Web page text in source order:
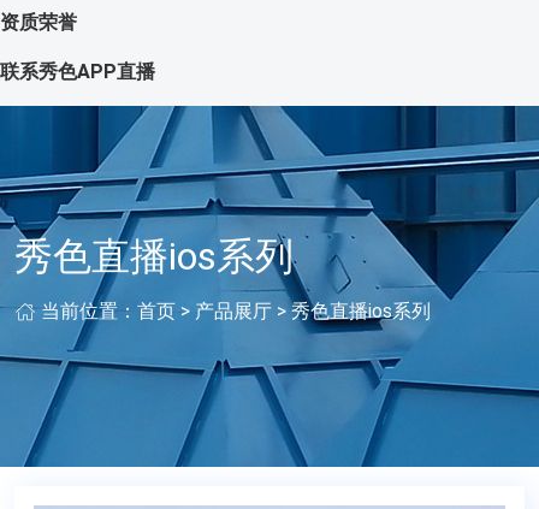
资质荣誉
联系秀色APP直播
秀色直播ios系列
当前位置： 首页> 产品展厅 > 秀色直播ios系列